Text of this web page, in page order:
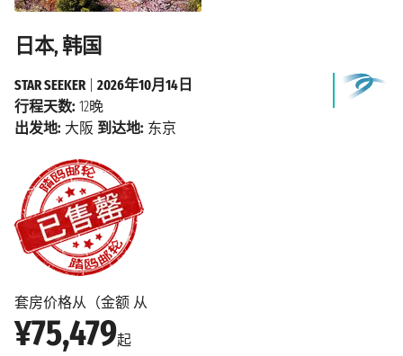
日本, 韩国
套房价格从（金额 从
¥75,479起
STAR SEEKER
2026年10月14日
行程天数: 12晚
出发地: 大阪 到达地: 东京